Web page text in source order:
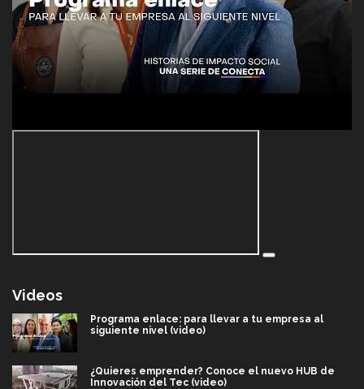
Videos
Programa enlace: para llevar a tu empresa al
siguiente nivel (video)
¿Quieres emprender? Conoce el nuevo HUB de
Innovación del Tec (video)